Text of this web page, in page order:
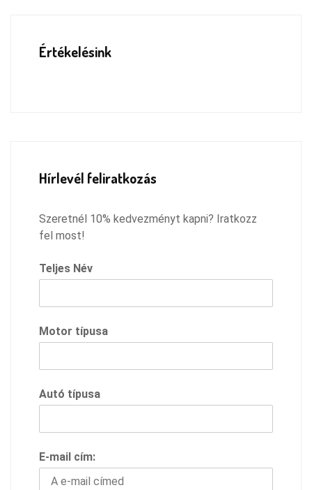
Értékelésink
Hírlevél feliratkozás
Szeretnél 10% kedvezményt kapni? Iratkozz
fel most!
Teljes Név
Motor típusa
Autó típusa
E-mail cím: